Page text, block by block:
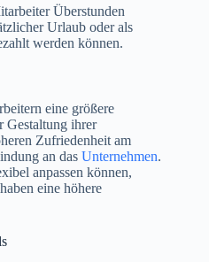
Überstunden
Urlaub oder als
werden können.
eine größere
Gestaltung ihrer
Zufriedenheit am
an das Unternehmen.
anpassen können,
eine höhere